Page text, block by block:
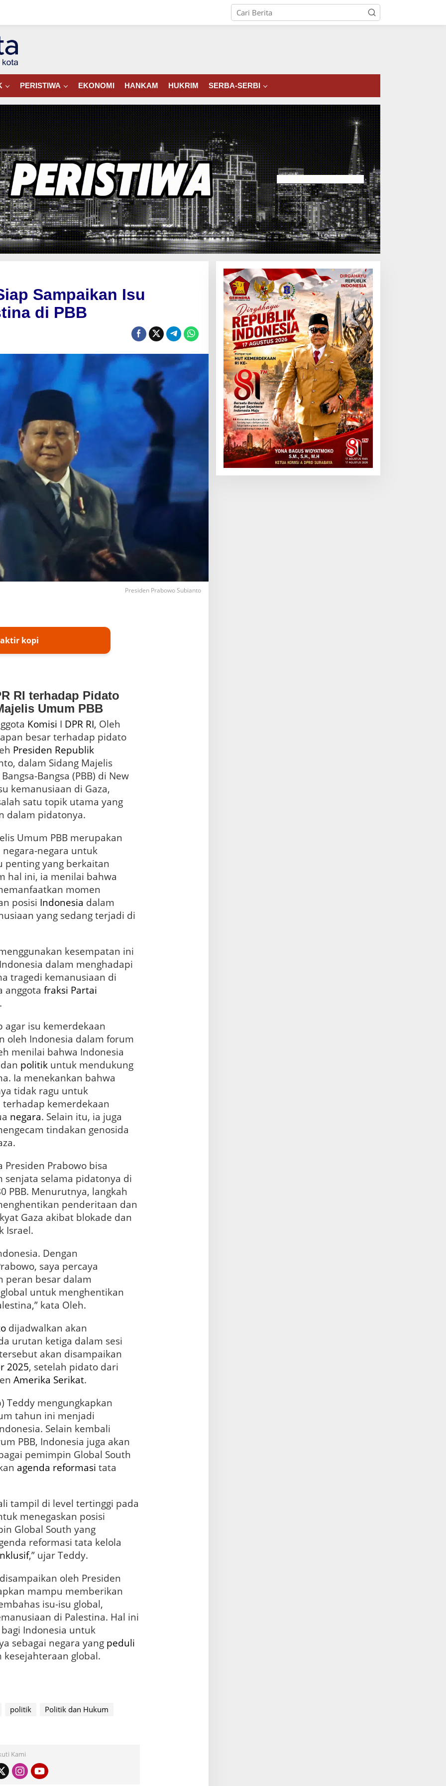
PERISTIWA EKONOMI HANKAM HUKRIM SERBA-SERBI
Sampaikan Isu
di PBB
Presiden Prabowo Subianto
kopi
RI terhadap Pidato
Umum PBB
Komisi I DPR RI, Oleh
besar terhadap pidato
Presiden Republik
dalam Sidang Majelis
Bangsa (PBB) di New
kemanusiaan di Gaza,
satu topik utama yang
dalam pidatonya.
Umum PBB merupakan
negara untuk
penting yang berkaitan
hal ini, ia menilai bahwa
momen
posisi Indonesia dalam
yang sedang terjadi di
kesempatan ini
dalam menghadapi
tragedi kemanusiaan di
anggota fraksi Partai
agar isu kemerdekaan
oleh Indonesia dalam forum
menilai bahwa Indonesia
politikuntuk mendukung
Ia menekankan bahwa
tidak ragu untuk
kemerdekaan
negara. Selain itu, ia juga
tindakan genosida
Prabowo bisa
senjata selama pidatonya di
PBB. Menurutnya, langkah
penderitaan dan
Gaza akibat blokade dan
Israel.
Dengan
saya percaya
peran besar dalam
untuk menghentikan
kata Oleh.
dijadwalkan akan
urutan ketiga dalam sesi
akan disampaikan
2025, setelah pidato dari
Amerika Serikat.
Teddy mengungkapkan
tahun ini menjadi
Selain kembali
PBB, Indonesia juga akan
pemimpin Global South
agenda reformasi tata
tampil di level tertinggi pada
menegaskan posisi
Global South yang
reformasi tata kelola
,” ujar Teddy.
oleh Presiden
mampu memberikan
isu-isu global,
di Palestina. Hal ini
Indonesia untuk
sebagai negara yang peduli
global.
politik
Politik dan Hukum
Kami